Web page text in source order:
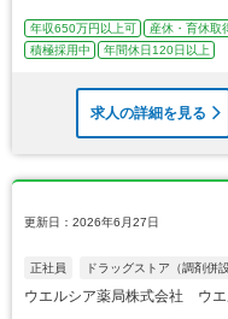
年収650万円以上可 産休・育休取
積極採用中
年間休日120日以上
求人の詳細を見る
更新日：2026年6月27日
正社員 ドラッグストア（調剤併設
ウエルシア薬局株式会社 ウエ